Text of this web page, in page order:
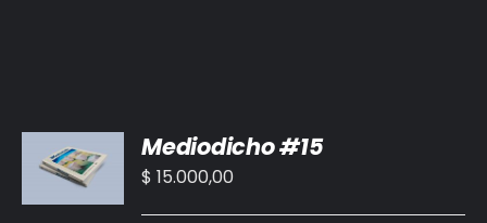
AL
CARRITO
/
Mediodicho #15
$ 15.000,00